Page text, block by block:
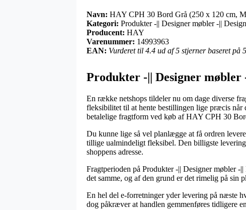
Navn: HAY CPH 30 Bord Grå (250 x 120 cm,
Kategori: Produkter -|| Designer møbler -||
Producent: HAY
Varenummer: 14993963
EAN: Vurderet til 4.4 ud af 5 stjerner baseret på
Produkter -|| Designer møbler
En række netshops tildeler nu om dage diverse
fleksibilitet til at hente bestillingen lige præcis når
betalelige fragtform ved køb af HAY CPH 30
Du kunne lige så vel planlægge at få ordren
tillige ualmindeligt fleksibel. Den billigste
shoppens adresse.
Fragtperioden på Produkter -|| Designer møbler -
det samme, og af den grund er det rimelig på sin
En hel del e-forretninger yder levering på næste
dog påkræver at handlen gemmenføres tidligere